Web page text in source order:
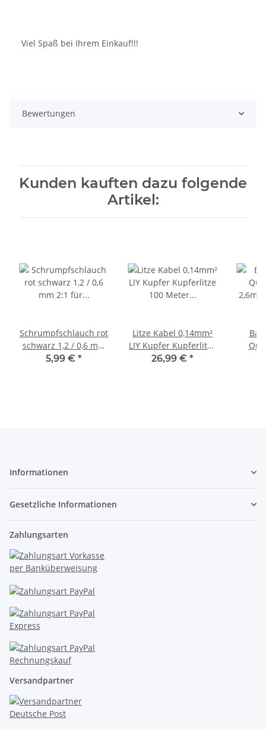
Viel Spaß bei Ihrem Einkauf!!!
Bewertungen
Kunden kauften dazu folgende
Artikel:
Schrumpfschlauch rot
schwarz 1,2 / 0,6 mm
2:1 für dünne Kabel
5,99 € *
Litze Kabel 0,14mm²
LIY Kupfer Kupferlitze
100 Meter je Farbe 10
26,99 € *
Informationen
Gesetzliche Informationen
Zahlungsarten
Versandpartner